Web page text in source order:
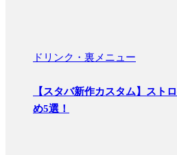
ドリンク・裏メニュー
【スタバ新作カスタム】スト
め5選！